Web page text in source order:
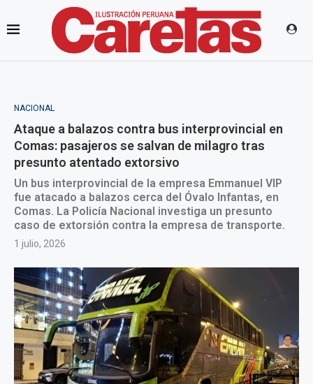
NACIONAL
Ataque a balazos contra bus interprovincial en
Comas: pasajeros se salvan de milagro tras
presunto atentado extorsivo
Un bus interprovincial de la empresa Emmanuel VIP
fue atacado a balazos cerca del Óvalo Infantas, en
Comas. La Policía Nacional investiga un presunto
caso de extorsión contra la empresa de transporte.
1 julio, 2026